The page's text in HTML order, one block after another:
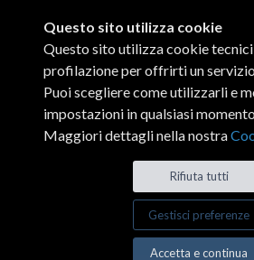
Questo sito utilizza cookie
Questo sito utilizza cookie
profilazione per offrirti un
Puoi scegliere come utilizzarli e
impostazioni in qualsiasi
Maggiori dettagli nella nostra
Rifiuta tutti
Gestisci preferenze
Accetta e continua